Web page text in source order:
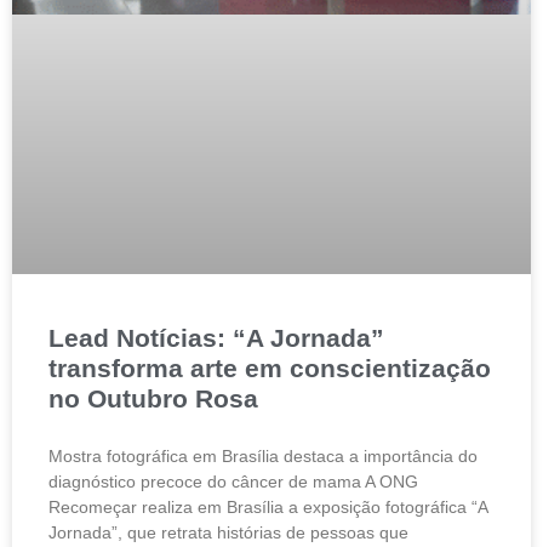
Lead Notícias: “A Jornada”
transforma arte em conscientização
no Outubro Rosa
Mostra fotográfica em Brasília destaca a importância do
diagnóstico precoce do câncer de mama A ONG
Recomeçar realiza em Brasília a exposição fotográfica “A
Jornada”, que retrata histórias de pessoas que